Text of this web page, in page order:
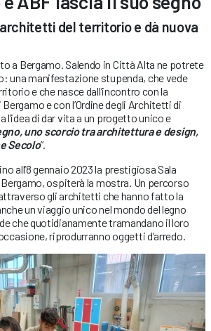
del territorio e dà nuova
a Bergamo. Salendo in Città Alta ne potrete
una manifestazione stupenda, che vede
e che nasce dall’incontro con la
e con l’Ordine degli Architetti di
l’idea di dar vita a un progetto unico e
uno scorcio tra architettura e design,
Secolo”.
all’8 gennaio 2023 la prestigiosa Sala
ospiterà la mostra. Un percorso
gli architetti che hanno fatto la
un viaggio unico nel mondo del legno
che quotidianamente tramandano il loro
riprodurranno oggetti d’arredo.